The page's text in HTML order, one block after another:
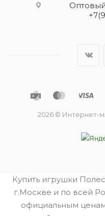
2026 © Интернет-
Купить игрушки
г.Москве и по всей
официальным